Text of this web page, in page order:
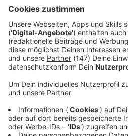
Rahmen – für alle Anbieter und